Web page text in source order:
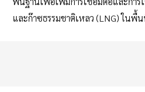
และก๊าซธรรมชาติเหลว (LNG) ในพื้